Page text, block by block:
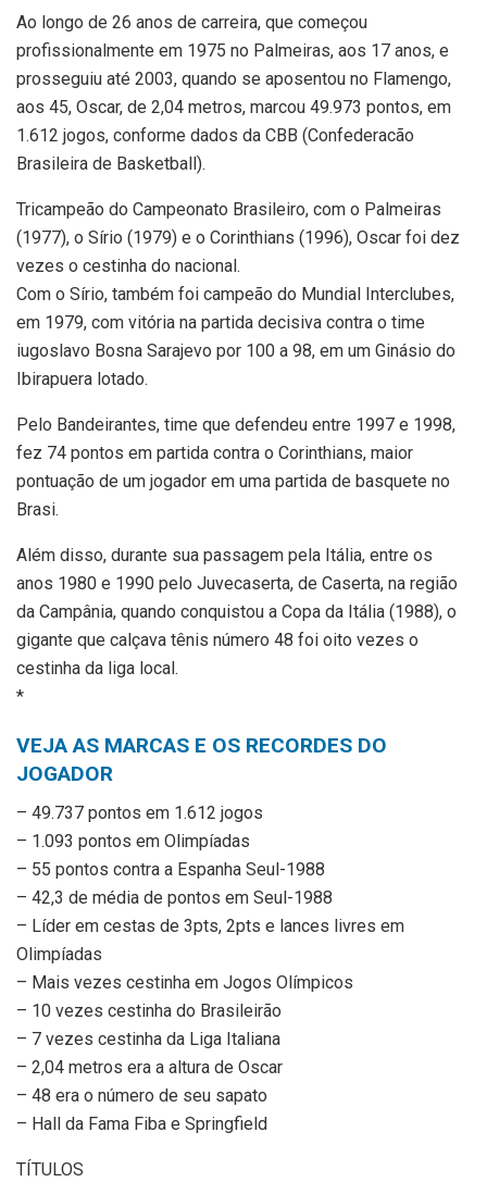
Ao longo de 26 anos de carreira, que começou
profissionalmente em 1975 no Palmeiras, aos 17 anos, e
prosseguiu até 2003, quando se aposentou no Flamengo,
aos 45, Oscar, de 2,04 metros, marcou 49.973 pontos, em
1.612 jogos, conforme dados da CBB (Confederacão
Brasileira de Basketball).
Tricampeão do Campeonato Brasileiro, com o Palmeiras
(1977), o Sírio (1979) e o Corinthians (1996), Oscar foi dez
vezes o cestinha do nacional.
Com o Sírio, também foi campeão do Mundial Interclubes,
em 1979, com vitória na partida decisiva contra o time
iugoslavo Bosna Sarajevo por 100 a 98, em um Ginásio do
Ibirapuera lotado.
Pelo Bandeirantes, time que defendeu entre 1997 e 1998,
fez 74 pontos em partida contra o Corinthians, maior
pontuação de um jogador em uma partida de basquete no
Brasi.
Além disso, durante sua passagem pela Itália, entre os
anos 1980 e 1990 pelo Juvecaserta, de Caserta, na região
da Campânia, quando conquistou a Copa da Itália (1988), o
gigante que calçava tênis número 48 foi oito vezes o
cestinha da liga local.
*
VEJA AS MARCAS E OS RECORDES DO
JOGADOR
– 49.737 pontos em 1.612 jogos
– 1.093 pontos em Olimpíadas
– 55 pontos contra a Espanha Seul-1988
– 42,3 de média de pontos em Seul-1988
– Líder em cestas de 3pts, 2pts e lances livres em
Olimpíadas
– Mais vezes cestinha em Jogos Olímpicos
– 10 vezes cestinha do Brasileirão
– 7 vezes cestinha da Liga Italiana
– 2,04 metros era a altura de Oscar
– 48 era o número de seu sapato
– Hall da Fama Fiba e Springfield
TÍTULOS